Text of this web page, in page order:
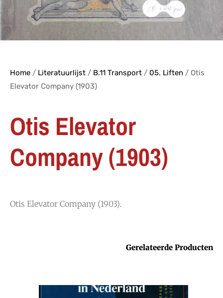
Home / Literatuurlijst / B.11 Transport / 05. Liften / Otis
Elevator Company (1903)
Otis Elevator
Company (1903)
Otis Elevator Company (1903).
Gerelateerde Producten